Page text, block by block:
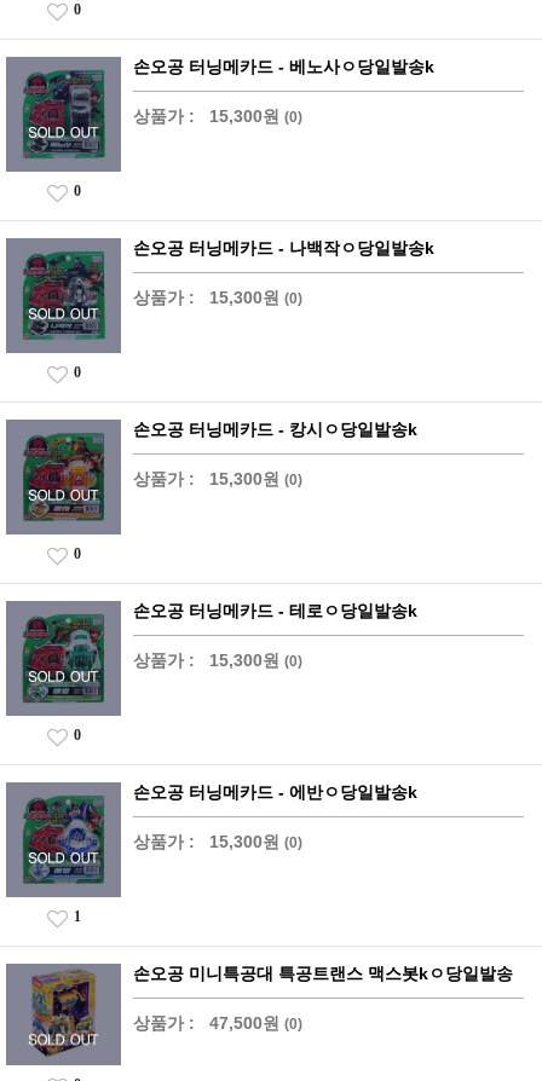
0
손오공 터닝메카드 - 베노사ㅇ당일발송k
상품가 : 15,300원 (0)
0
손오공 터닝메카드 - 나백작ㅇ당일발송k
상품가 : 15,300원 (0)
0
손오공 터닝메카드 - 캉시ㅇ당일발송k
상품가 : 15,300원 (0)
0
손오공 터닝메카드 - 테로ㅇ당일발송k
상품가 : 15,300원 (0)
0
손오공 터닝메카드 - 에반ㅇ당일발송k
상품가 : 15,300원 (0)
1
손오공 미니특공대 특공트랜스 맥스봇kㅇ당일발송
상품가 : 47,500원 (0)